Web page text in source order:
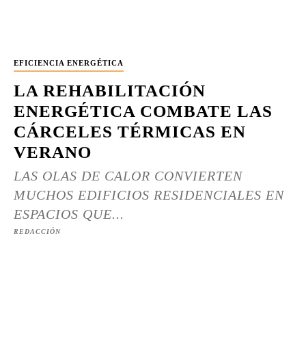
EFICIENCIA ENERGÉTICA
LA REHABILITACIÓN
ENERGÉTICA COMBATE LAS
CÁRCELES TÉRMICAS EN
VERANO
LAS OLAS DE CALOR CONVIERTEN
MUCHOS EDIFICIOS RESIDENCIALES EN
ESPACIOS QUE...
REDACCIÓN